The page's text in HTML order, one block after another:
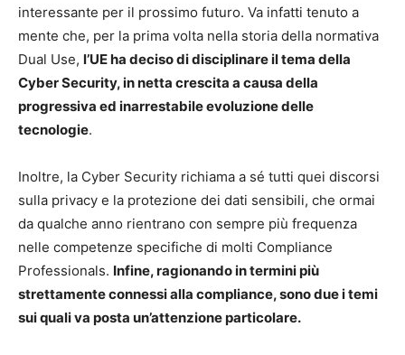
interessante per il prossimo futuro. Va infatti tenuto a
mente che, per la prima volta nella storia della normativa
Dual Use, l’UE ha deciso di disciplinare il tema della
Cyber Security, in netta crescita a causa della
progressiva ed inarrestabile evoluzione delle
tecnologie.
Inoltre, la Cyber Security richiama a sé tutti quei discorsi
sulla privacy e la protezione dei dati sensibili, che ormai
da qualche anno rientrano con sempre più frequenza
nelle competenze specifiche di molti Compliance
Professionals. Infine, ragionando in termini più
strettamente connessi alla compliance, sonodue i temi
sui quali va posta un’attenzione particolare.